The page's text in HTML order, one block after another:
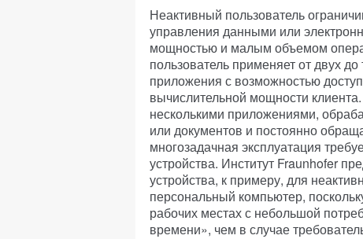
Неактивный пользователь
управления данными или
мощностью и малым объемом
пользователь применяет от двух
приложения с возможностью
вычислительной мощности
несколькими приложениями,
или документов и постоянно
многозадачная эксплуатация
устройства. Институт Fraunhofer
устройства, к примеру, для
персональный компьютер,
рабочих местах с небольшой
времени», чем в случае